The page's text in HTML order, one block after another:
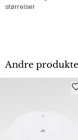
størrelser
Andre